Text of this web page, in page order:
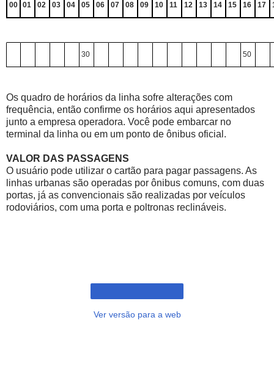
00 01 02 03 04 05 06 07 08 09 10 11 12 13 14 15 16 17
30 50
Os quadro de horários da linha sofre alterações com
frequência, então confirme os horários aqui apresentados
junto a empresa operadora. Você pode embarcar no
terminal da linha ou em um ponto de ônibus oficial.
VALOR DAS PASSAGENS
O usuário pode utilizar o cartão para pagar passagens. As
linhas urbanas são operadas por ônibus comuns, com duas
portas, já as convencionais são realizadas por veículos
rodoviários, com uma porta e poltronas reclináveis.
Ver versão para a web